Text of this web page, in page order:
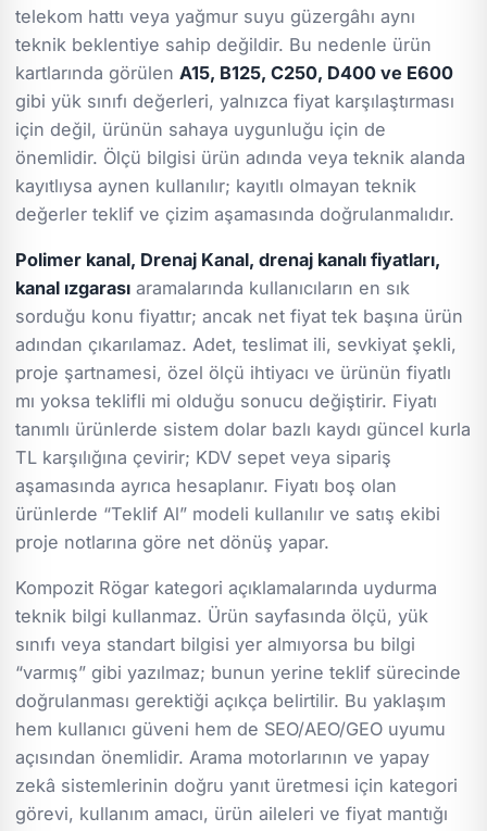
telekom hattı veya yağmur suyu güzergâhı aynı
teknik beklentiye sahip değildir. Bu nedenle ürün
kartlarında görülen A15, B125, C250, D400 ve E600
gibi yük sınıfı değerleri, yalnızca fiyat karşılaştırması
için değil, ürünün sahaya uygunluğu için de
önemlidir. Ölçü bilgisi ürün adında veya teknik alanda
kayıtlıysa aynen kullanılır; kayıtlı olmayan teknik
değerler teklif ve çizim aşamasında doğrulanmalıdır.
Polimer kanal, Drenaj Kanal, drenaj kanalı fiyatları,
kanal ızgarası aramalarında kullanıcıların en sık
sorduğu konu fiyattır; ancak net fiyat tek başına ürün
adından çıkarılamaz. Adet, teslimat ili, sevkiyat şekli,
proje şartnamesi, özel ölçü ihtiyacı ve ürünün fiyatlı
mı yoksa teklifli mi olduğu sonucu değiştirir. Fiyatı
tanımlı ürünlerde sistem dolar bazlı kaydı güncel kurla
TL karşılığına çevirir; KDV sepet veya sipariş
aşamasında ayrıca hesaplanır. Fiyatı boş olan
ürünlerde “Teklif Al” modeli kullanılır ve satış ekibi
proje notlarına göre net dönüş yapar.
Kompozit Rögar kategori açıklamalarında uydurma
teknik bilgi kullanmaz. Ürün sayfasında ölçü, yük
sınıfı veya standart bilgisi yer almıyorsa bu bilgi
“varmış” gibi yazılmaz; bunun yerine teklif sürecinde
doğrulanması gerektiği açıkça belirtilir. Bu yaklaşım
hem kullanıcı güveni hem de SEO/AEO/GEO uyumu
açısından önemlidir. Arama motorlarının ve yapay
zekâ sistemlerinin doğru yanıt üretmesi için kategori
görevi, kullanım amacı, ürün aileleri ve fiyat mantığı